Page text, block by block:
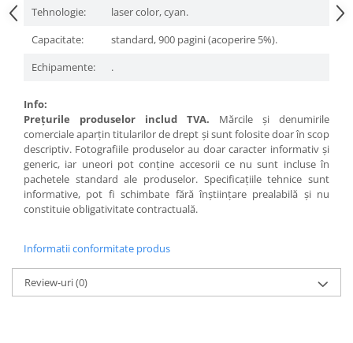
Tehnologie:
laser color, cyan.
Capacitate:
standard, 900 pagini (acoperire 5%).
Echipamente:
.
Info:
Preţurile produselor includ TVA. Mărcile şi denumirile
comerciale aparţin titularilor de drept şi sunt folosite doar în scop
descriptiv. Fotografiile produselor au doar caracter informativ şi
generic, iar uneori pot conţine accesorii ce nu sunt incluse în
pachetele standard ale produselor. Specificaţiile tehnice sunt
informative, pot fi schimbate fără înştiinţare prealabilă şi nu
constituie obligativitate contractuală.
Informatii conformitate produs
Review-uri(0)